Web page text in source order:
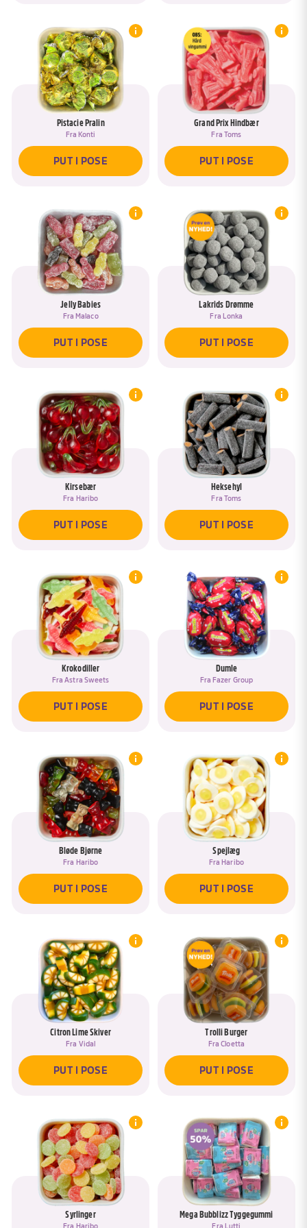
Hos SlikEkspressen er Sommerfugle Duo fra
Malaco et populært valg for alle, der ønsker
klassisk vingummi med skum i høj kvalitet. De
passer til enhver anledning – fra små hyggestunder
til store festlige begivenheder. Især i Bland Selv Slik
med skum er de en favorit, fordi de både er flotte
og nemme at kombinere med andre varianter.
Snup Sommerfugle Duo fra Malaco hos
Blød vingummi og skum med frugtsmag – et
farverigt og hyggeligt valg, der gør din slikpose
endnu mere indbydende og fuld af glæde!
Pistacie Pralin
Fra Konti
PUT I POSE
Grand Prix Hindbær
Fra Toms
PUT I POSE
Jelly Babies
Fra Malaco
PUT I POSE
Lakrids Drømme
Fra Lonka
PUT I POSE
Kirsebær
Fra Haribo
PUT I POSE
Heksehyl
Fra Toms
PUT I POSE
Krokodiller
FraAstra Sweets
PUT I POSE
Dumle
Fra Fazer Group
PUT I POSE
Bløde Bjørne
Fra Haribo
PUT I POSE
Spejlæg
Fra Haribo
PUT I POSE
Citron Lime Skiver
Fra Vidal
PUT I POSE
Trolli Burger
FraCloetta
PUT I POSE
Syrlinger
Fra Haribo
Mega Bubblizz Tyggegummi
Fra Lutti